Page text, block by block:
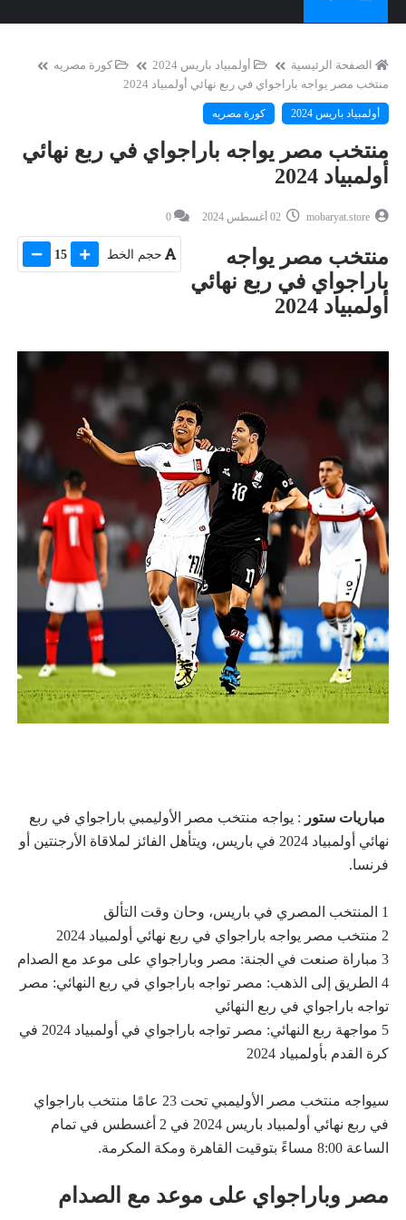
الصفحة الرئيسية أولمبياد باريس 2024
كورة مصريه
منتخب مصر يواجه باراجواي في ربع نهائي أولمبياد 2024
أولمبياد باريس 2024 كورة مصريه
منتخب مصر يواجه باراجواي في ربع نهائي
أولمبياد 2024
mobaryat.store
0
حجم الخط 15
منتخب مصر يواجه
باراجواي في ربع نهائي
أولمبياد 2024
مباريات ستور : يواجه منتخب مصر الأوليمبي باراجواي في ربع
نهائي أولمبياد 2024 في باريس، ويتأهل الفائز لملاقاة الأرجنتين أو
فرنسا.
1 المنتخب المصري في باريس، وحان وقت التألق
2 منتخب مصر يواجه باراجواي في ربع نهائي أولمبياد 2024
3 مباراة صنعت في الجنة: مصر وباراجواي على موعد مع الصدام
4 الطريق إلى الذهب: مصر تواجه باراجواي في ربع النهائي: مصر
تواجه باراجواي في ربع النهائي
5 مواجهة ربع النهائي: مصر تواجه باراجواي في أولمبياد 2024 في
كرة القدم بأولمبياد 2024
سيواجه منتخب مصر الأوليمبي تحت 23 عامًا منتخب باراجواي
في ربع نهائي أولمبياد باريس 2024 في 2 أغسطس في تمام
الساعة 8:00 مساءً بتوقيت القاهرة ومكة المكرمة.
مصر وباراجواي على موعد مع الصدام